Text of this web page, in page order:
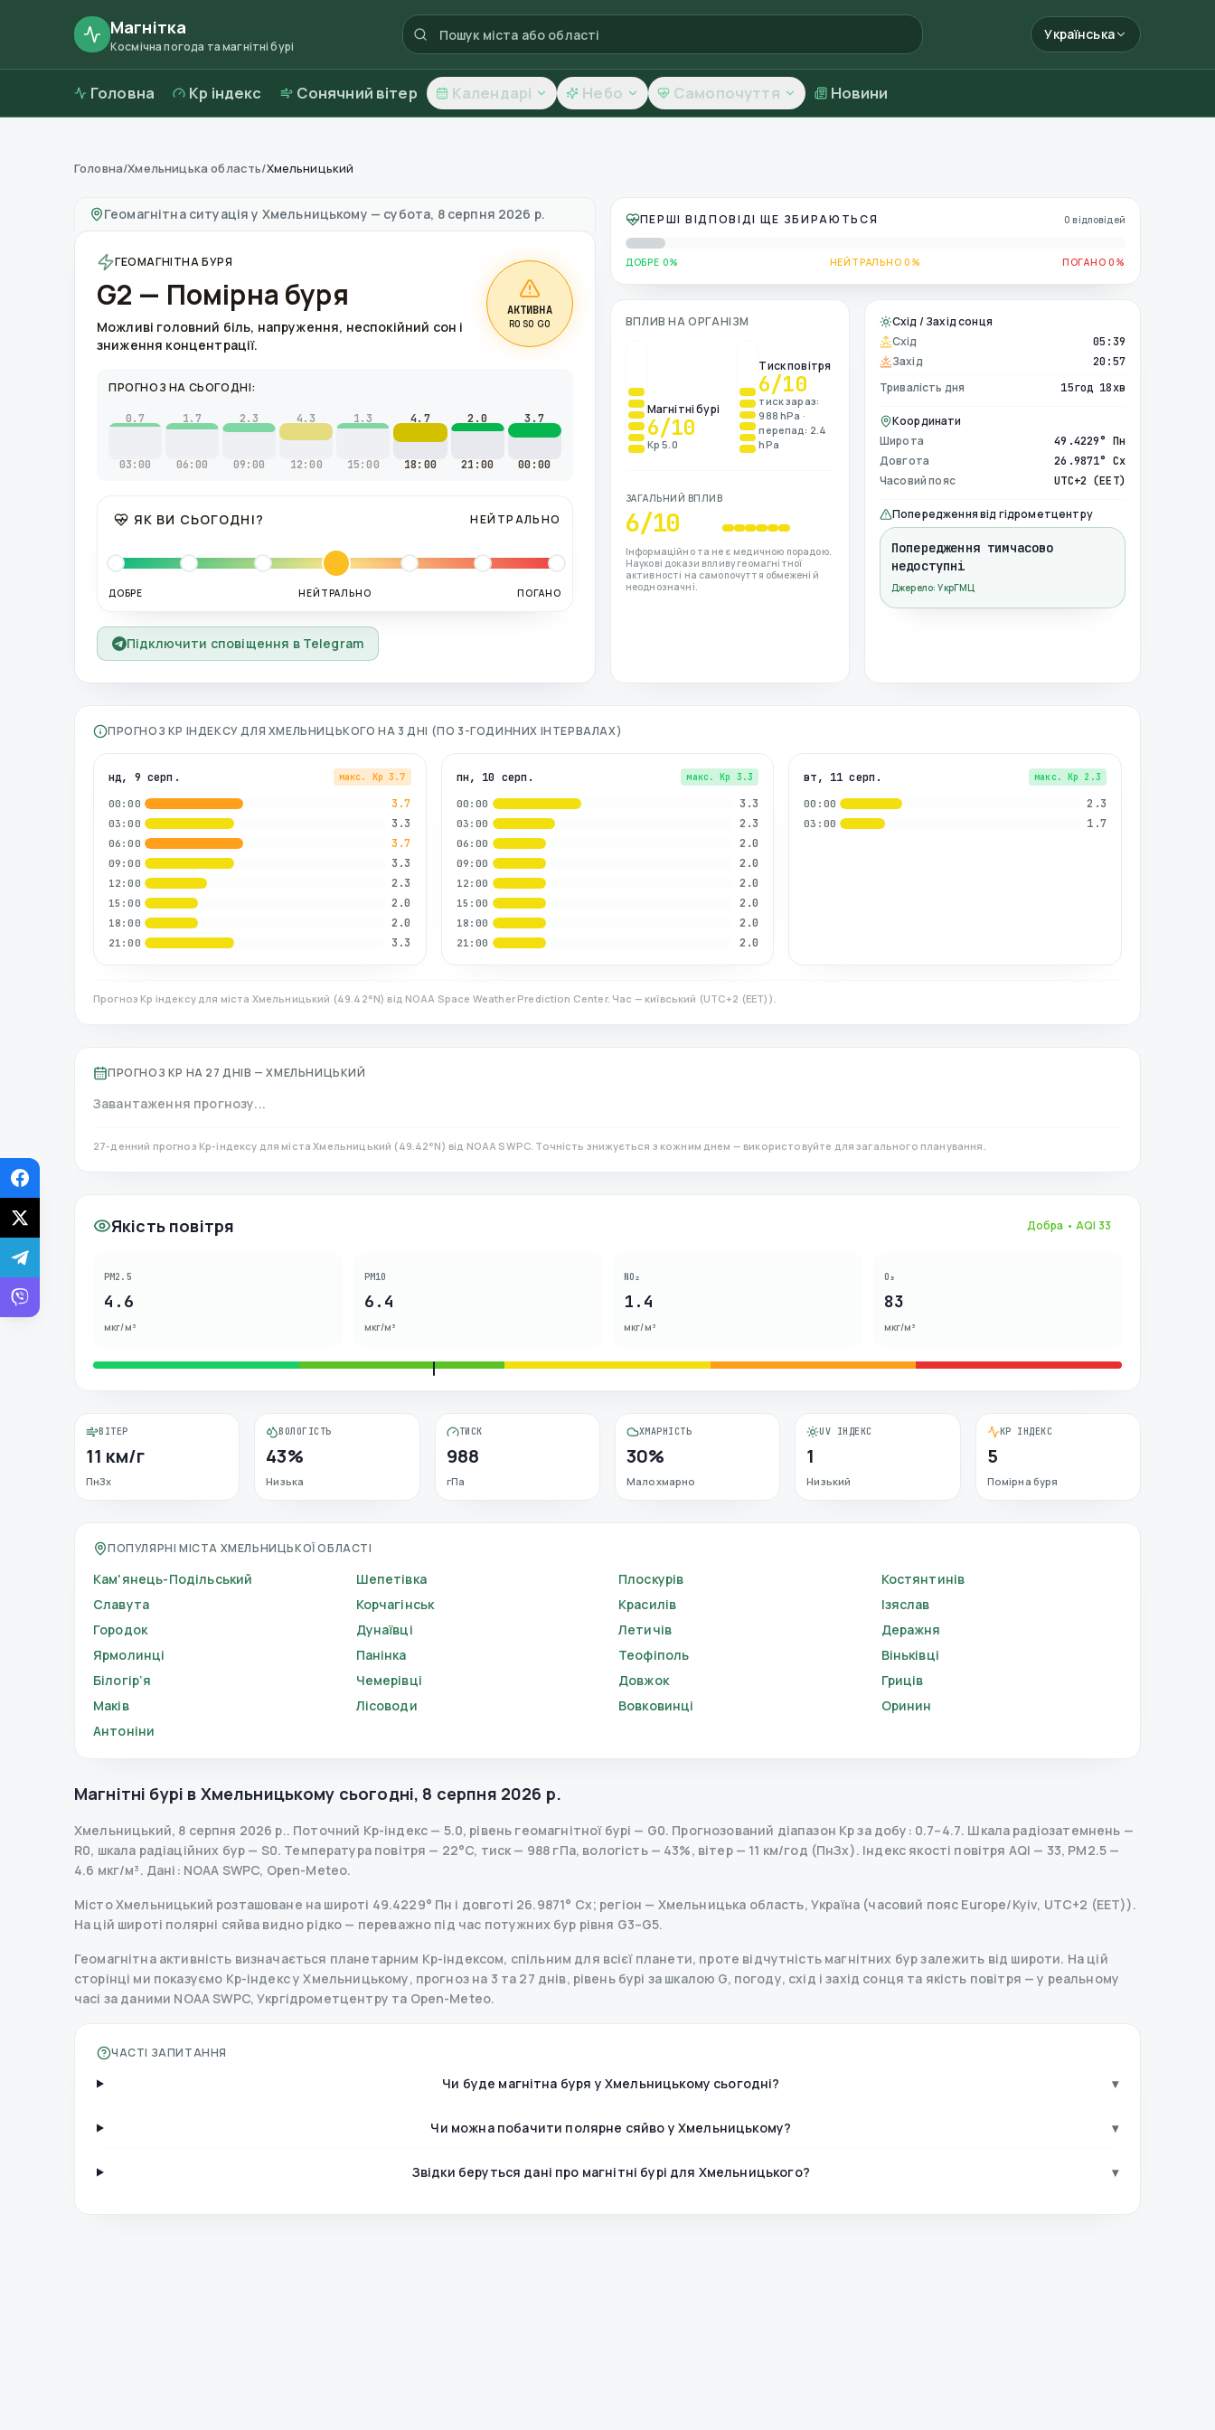
Магнітка
Космічна погода та магнітні бурі
Українська
Головна Kp індекс Сонячний вітер Календарі Небо Самопочуття Новини
Магнітні бурі вХмельницькому—погода та якість повітря
Головна/Хмельницька область/Хмельницький
Геомагнітна ситуація у Хмельницькому — субота, 8 серпня 2026 р.
ГЕОМАГНІТНА БУРЯ
G2 — Помірна буря
Можливі головний біль, напруження, неспокійний сон і
зниження концентрації.
АКТИВНА
R0 S0 G0
ПРОГНОЗ НА СЬОГОДНІ:
0.7
03:00
1.7
06:00
2.3
09:00
4.3
12:00
1.3
15:00
4.7
18:00
2.0
21:00
3.7
00:00
ЯК ВИ СЬОГОДНІ? НЕЙТРАЛЬНО
ДОБРЕ НЕЙТРАЛЬНО ПОГАНО
Підключити сповіщення в Telegram
ПЕРШІ ВІДПОВІДІ ЩЕ ЗБИРАЮТЬСЯ 0 відповідей
ДОБРЕ 0% НЕЙТРАЛЬНО 0% ПОГАНО 0%
ВПЛИВ НА ОРГАНІЗМ
Магнітні бурі
6/10
Kp 5.0
Тиск повітря
6/10
тиск зараз:
988 hPa ·
перепад: 2.4
hPa
ЗАГАЛЬНИЙ ВПЛИВ
6/10
Інформаційно та не є медичною порадою.
Наукові докази впливу геомагнітної
активності на самопочуття обмежені й
неоднозначні.
Схід / Захід сонця
Схід
05:39
Захід 20:57
Тривалість дня 15год 18хв
Координати
Широта
49.4229° Пн
Довгота 26.9871° Сх
Часовий пояс UTC+2 (EET)
Попередження від гідрометцентру
Попередження тимчасово
недоступні
Джерело: УкрГМЦ
ПРОГНОЗ KP ІНДЕКСУ ДЛЯ ХМЕЛЬНИЦЬКОГО НА 3 ДНІ (ПО 3-ГОДИННИХ ІНТЕРВАЛАХ)
нд, 9 серп. макс. Kp 3.7
00:00 3.7
03:00 3.3
06:00 3.7
09:00 3.3
12:00 2.3
15:00 2.0
18:00 2.0
21:00 3.3
пн, 10 серп. макс. Kp 3.3
00:00 3.3
03:00 2.3
06:00 2.0
09:00 2.0
12:00 2.0
15:00 2.0
18:00 2.0
21:00 2.0
вт, 11 серп. макс. Kp 2.3
00:00 2.3
03:00 1.7
Прогноз Kp індексу для міста Хмельницький (49.42°N) від NOAA Space Weather Prediction Center. Час — київський (UTC+2 (EET) ).
ПРОГНОЗ KP НА 27 ДНІВ — ХМЕЛЬНИЦЬКИЙ
Завантаження прогнозу...
27-денний прогноз Kp-індексу для міста Хмельницький (49.42°N) від NOAA SWPC. Точність знижується з кожним днем — використовуйте для загального планування.
Якість повітря Добра • AQI 33
PM2.5
4.6
мкг/м³
PM10
6.4
мкг/м³
NO₂
1.4
мкг/м³
O₃
83
мкг/м³
ВІТЕР
11 км/г
ПнЗх
ВОЛОГІСТЬ
43%
Низька
ТИСК
988
гПа
ХМАРНІСТЬ
30%
Малохмарно
UV ІНДЕКС
1
Низький
KP ІНДЕКС
5
Помірна буря
ПОПУЛЯРНІ МІСТА ХМЕЛЬНИЦЬКОЇ ОБЛАСТІ
Кам'янець-Подільський Шепетівка Плоскурів
Костянтинів
Славута
Корчагінськ Красилів
Ізяслав
Городок
Дунаївці Летичів
Деражня
Ярмолинці
Панінка Теофіполь
Віньківці
Білогір’я
Чемерівці Довжок
Гриців
Маків
Лісоводи Вовковинці
Оринин
Антоніни
Магнітні бурі в Хмельницькому сьогодні, 8 серпня 2026 р.
Хмельницький, 8 серпня 2026 р.. Поточний Kp-індекс — 5.0, рівень геомагнітної бурі — G0. Прогнозований діапазон Kp за добу: 0.7–4.7. Шкала радіозатемнень —
R0, шкала радіаційних бур — S0. Температура повітря — 22°C, тиск — 988 гПа, вологість — 43%, вітер — 11 км/год (ПнЗх). Індекс якості повітря AQI — 33, PM2.5 —
4.6 мкг/м³. Дані : NOAA SWPC, Open-Meteo.
Місто Хмельницький розташоване на широті 49.4229° Пн і довготі 26.9871° Сх; регіон — Хмельницька область, Україна (часовий пояс Europe/Kyiv, UTC+2 (EET)).
На цій широті полярні сяйва видно рідко — переважно під час потужних бур рівня G3–G5.
Геомагнітна активність визначається планетарним Kp-індексом, спільним для всієї планети, проте відчутність магнітних бур залежить від широти. На цій
сторінці ми показуємо Kp-індекс у Хмельницькому, прогноз на 3 та 27 днів, рівень бурі за шкалою G, погоду, схід і захід сонця та якість повітря — у реальному
часі за даними NOAA SWPC, Укргідрометцентру та Open-Meteo.
ЧАСТІ ЗАПИТАННЯ
Чи буде магнітна буря у Хмельницькому сьогодні? ▾
Чи можна побачити полярне сяйво у Хмельницькому? ▾
Звідки беруться дані про магнітні бурі для Хмельницького? ▾